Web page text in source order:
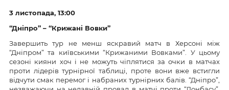
3 листопада, 13:00
“Дніпро” – “Крижані Вовки”
Завершить тур не менш яскравий матч в Херсоні між
“Дніпром” та київськими “Крижаними Вовками”. У цьому
сезоні кияни хоч і не можуть чіплятися за очки в матчах
проти лідерів турнірної таблиці, проте вони вже встигли
відчути смак перемог і набраних турнірних балів. “Дніпро”,